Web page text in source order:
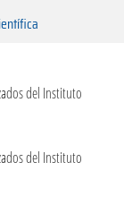
del Instituto
del Instituto